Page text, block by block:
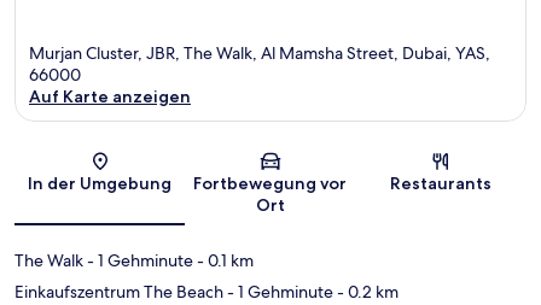
Murjan Cluster, JBR, The Walk, Al Mamsha Street, Dubai, YAS,
66000
Auf Karte anzeigen
In der Umgebung
Fortbewegung vor
Ort
Restaurants
The Walk- 1 Gehminute- 0.1 km
Einkaufszentrum The Beach- 1 Gehminute- 0.2 km